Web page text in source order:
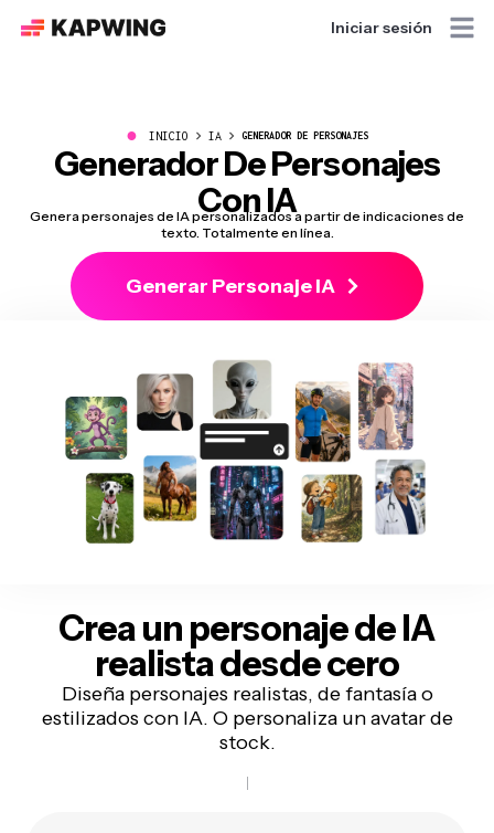
Iniciar sesión
● INICIO IA GENERADOR DE PERSONAJES
Generador De Personajes
Con IA
Genera personajes de IA personalizados a partir de indicaciones de
texto. Totalmente en línea.
Generar Personaje IA
Crea un personaje de IA
realista desde cero
Diseña personajes realistas, de fantasía o
estilizados con IA. O personaliza un avatar de
stock.